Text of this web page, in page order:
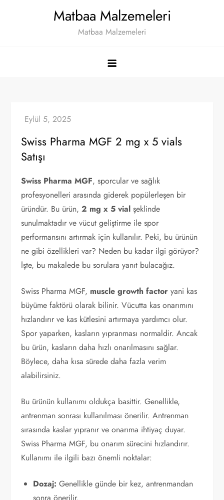
Matbaa Malzemeleri
Matbaa Malzemeleri
Swiss Pharma MGF 2 mg x 5 vials
Satışı
Swiss Pharma MGF, sporcular ve sağlık
profesyonelleri arasında giderek popülerleşen bir
üründür. Bu ürün,2 mg x 5 vial şeklinde
sunulmaktadır ve vücut geliştirme ile spor
performansını artırmak için kullanılır. Peki, bu ürünün
ne gibi özellikleri var? Neden bu kadar ilgi görüyor?
İşte, bu makalede bu sorulara yanıt bulacağız.
Swiss Pharma MGF, muscle growth factor yani kas
büyüme faktörü olarak bilinir. Vücutta kas onarımını
hızlandırır ve kas kütlesini artırmaya yardımcı olur.
Spor yaparken, kasların yıpranması normaldir. Ancak
bu ürün, kasların daha hızlı onarılmasını sağlar.
Böylece, daha kısa sürede daha fazla verim
alabilirsiniz.
Bu ürünün kullanımı oldukça basittir. Genellikle,
antrenman sonrası kullanılması önerilir. Antrenman
sırasında kaslar yıpranır ve onarıma ihtiyaç duyar.
Swiss Pharma MGF, bu onarım sürecini hızlandırır.
Kullanımı ile ilgili bazı önemli noktalar:
Dozaj: Genellikle günde bir kez, antrenmandan